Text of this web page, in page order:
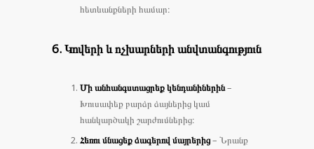
հետևանքների համար։
6. Կովերի և ոչխարների անվտանգություն
Մի անհանգստացրեք կենդանիներին–
Խուսափեք բարձր ձայներից կամ
հանկարծակի շարժումներից։
Հեռու մնացեք ձագերով մայրերից– Նրանք